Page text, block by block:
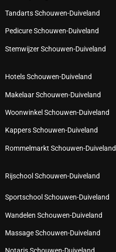
Tandarts Schouwen-Duiveland
Pedicure Schouwen-Duiveland
Stemwijzer Schouwen-Duiveland
Hotels Schouwen-Duiveland
Makelaar Schouwen-Duiveland
Woonwinkel Schouwen-Duiveland
Kappers Schouwen-Duiveland
Rommelmarkt Schouwen-Duiveland
Rijschool Schouwen-Duiveland
Sportschool Schouwen-Duiveland
Wandelen Schouwen-Duiveland
Massage Schouwen-Duiveland